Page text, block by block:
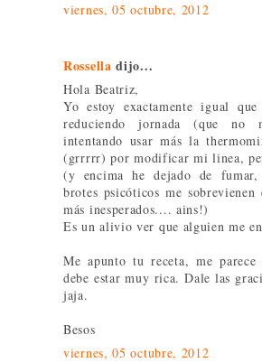
viernes, 05 octubre, 2012
Rossella dijo...
Hola Beatriz,
Yo estoy exactamente igual
reduciendo jornada (que no
intentando usar más la
(grrrrr) por modificar mi linea,
(y encima he dejado de
brotes psicóticos me sobrevienen
más inesperados.... ains!)
Es un alivio ver que alguien me
Me apunto tu receta, me parece
debe estar muy rica. Dale las
jaja.
Besos
viernes, 05 octubre, 2012